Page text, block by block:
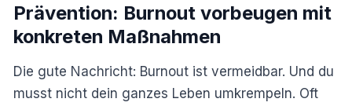
Prävention: Burnout vorbeugen mit
konkreten Maßnahmen
Die gute Nachricht: Burnout ist vermeidbar. Und du
musst nicht dein ganzes Leben umkrempeln. Oft